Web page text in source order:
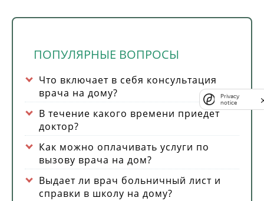
ПОПУЛЯРНЫЕ ВОПРОСЫ
Что включает в себя консультация
врача на дому?
В течение какого времени приедет
доктор?
Как можно оплачивать услуги по
вызову врача на дом?
Выдает ли врач больничный лист и
справки в школу на дому?
Privacy
notice